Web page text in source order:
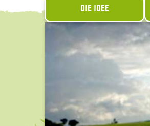
DIE IDEE